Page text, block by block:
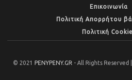
Επικοινωνία
Πολιτική Απορρήτου
Πολιτική
© 2021 PENYPENY.GR - All Rights Reserved